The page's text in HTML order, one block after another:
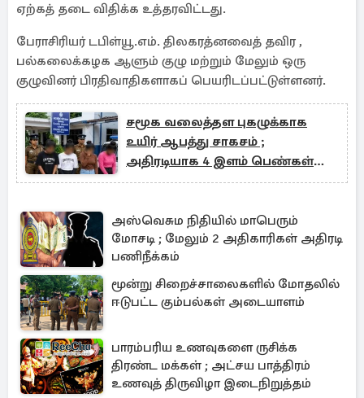
ஏற்கத் தடை விதிக்க உத்தரவிட்டது.
பேராசிரியர் டபிள்யூ.எம். திலகரத்னவைத் தவிர ,
பல்கலைக்கழக ஆளும் குழு மற்றும் மேலும் ஒரு
குழுவினர் பிரதிவாதிகளாகப் பெயரிடப்பட்டுள்ளனர்.
சமூக வலைத்தள புகழுக்காக
உயிர் ஆபத்து சாகசம் ;
அதிரடியாக 4 இளம் பெண்கள்
கைது
அஸ்வெசும நிதியில் மாபெரும்
மோசடி ; மேலும் 2 அதிகாரிகள் அதிரடி
பணிநீக்கம்
மூன்று சிறைச்சாலைகளில் மோதலில்
ஈடுபட்ட கும்பல்கள் அடையாளம்
பாரம்பரிய உணவுகளை ருசிக்க
திரண்ட மக்கள் ; அட்சய பாத்திரம்
உணவுத் திருவிழா இடைநிறுத்தம்